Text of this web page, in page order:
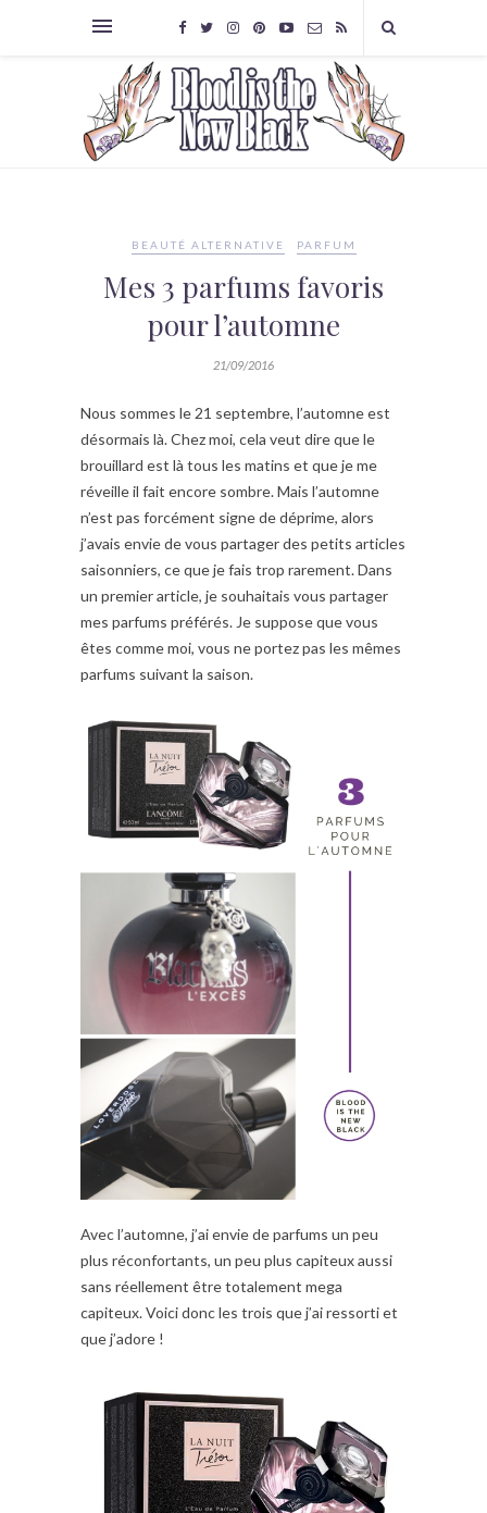
BEAUTÉ ALTERNATIVE PARFUM
Mes 3 parfums favoris
pour l’automne
21/09/2016
Nous sommes le 21 septembre, l’automne est
désormais là. Chez moi, cela veut dire que le
brouillard est là tous les matins et que je me
réveille il fait encore sombre. Mais l’automne
n’est pas forcément signe de déprime, alors
j’avais envie de vous partager des petits articles
saisonniers, ce que je fais trop rarement. Dans
un premier article, je souhaitais vous partager
mes parfums préférés. Je suppose que vous
êtes comme moi, vous ne portez pas les mêmes
parfums suivant la saison.
Avec l’automne, j’ai envie de parfums un peu
plus réconfortants, un peu plus capiteux aussi
sans réellement être totalement mega
capiteux. Voici donc les trois que j’ai ressorti et
que j’adore !